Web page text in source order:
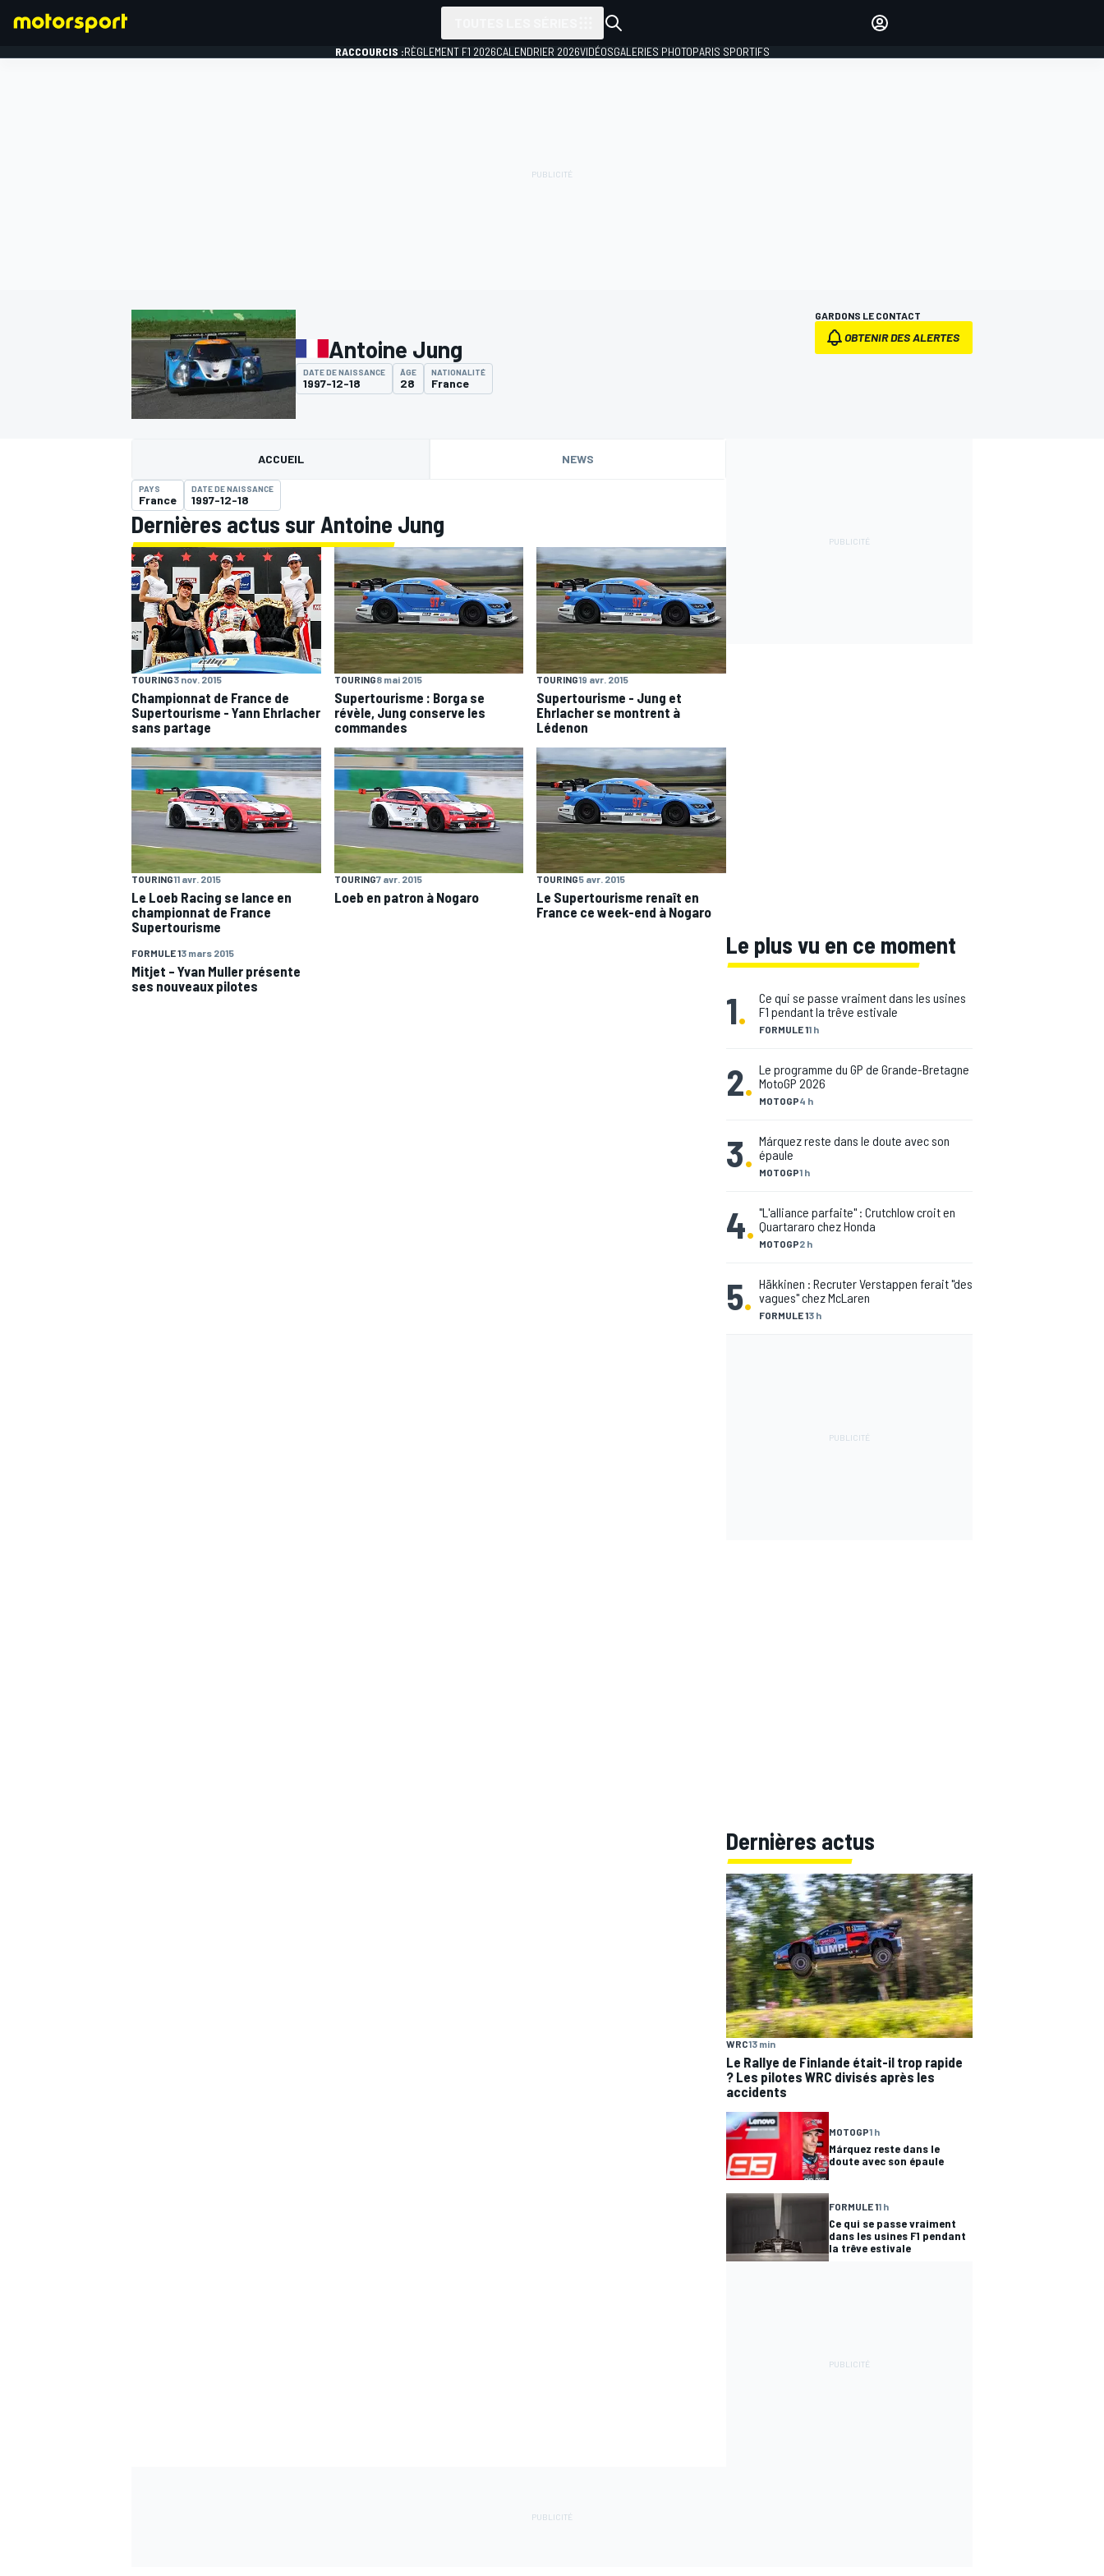
MOTOGP
WRC
RACCOURCIS :RÈGLEMENT F1 2026CALENDRIER 2026VIDÉOSGALERIES PHOTOPARIS SPORTIFS
Antoine Jung
DATE DE NAISSANCE
1997-12-18
ÂGE
28
NATIONALITÉ
France
GARDONS LE CONTACT
OBTENIR DES ALERTES
ACCUEIL NEWS
PAYS
France
DATE DE NAISSANCE
1997-12-18
Dernières actus sur Antoine Jung
TOURING3 nov. 2015
Championnat de France de
Supertourisme - Yann Ehrlacher
sans partage
TOURING8 mai 2015
Supertourisme : Borga se
révèle, Jung conserve les
commandes
TOURING19 avr. 2015
Supertourisme - Jung et
Ehrlacher se montrent à
Lédenon
TOURING11 avr. 2015
Le Loeb Racing se lance en
championnat de France
Supertourisme
TOURING7 avr. 2015
Loeb en patron à Nogaro
TOURING5 avr. 2015
Le Supertourisme renaît en
France ce week-end à Nogaro
FORMULE 13 mars 2015
Mitjet – Yvan Muller présente
ses nouveaux pilotes
Le plus vu en ce moment
1. FORMULE 11 h
Ce qui se passe vraiment dans les usines
F1 pendant la trêve estivale
2. MOTOGP4 h
Le programme du GP de Grande-Bretagne
MotoGP 2026
3. MOTOGP1 h
Márquez reste dans le doute avec son
épaule
4. MOTOGP2 h
"L'alliance parfaite" : Crutchlow croit en
Quartararo chez Honda
5. FORMULE 13 h
Häkkinen : Recruter Verstappen ferait "des
vagues" chez McLaren
Dernières actus
WRC13 min
Le Rallye de Finlande était-il trop rapide
? Les pilotes WRC divisés après les
accidents
MOTOGP1 h
Márquez reste dans le
doute avec son épaule
FORMULE 11 h
Ce qui se passe vraiment
dans les usines F1 pendant
la trêve estivale